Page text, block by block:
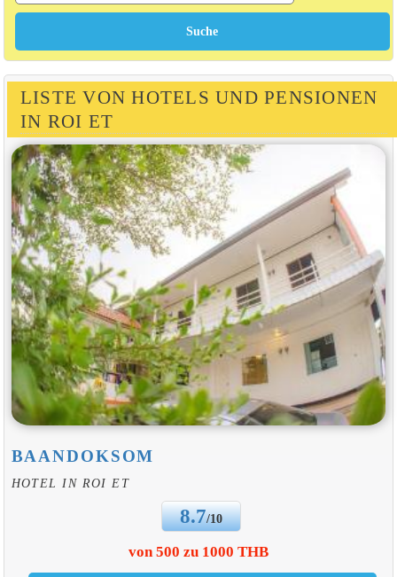
LISTE VON HOTELS UND PENSIONEN
IN ROI ET
BAANDOKSOM
HOTEL IN ROI ET
8.7/10
von 500 zu 1000 THB